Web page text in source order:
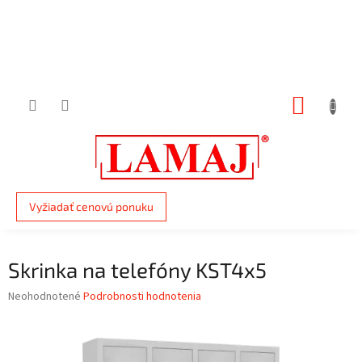
Vyžiadať cenovú ponuku
Skrinka na telefóny KST4x5
Priemerné
Neohodnotené Podrobnosti hodnotenia